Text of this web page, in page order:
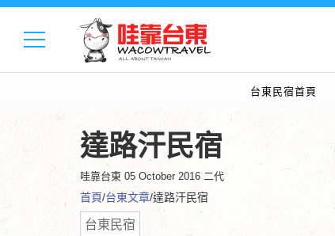
台東民宿首頁
達路汗民宿
哇靠台東 05 October 2016 二代
首頁/台東文章/達路汗民宿
台東民宿